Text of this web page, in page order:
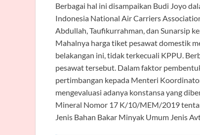
Berbagai hal ini disampaikan Budi Joyo
Indonesia National Air Carriers
Abdullah, Taufikurrahman, dan Sunarsip
Mahalnya harga tiket pesawat domestik
belakangan ini, tidak terkecuali KPPU.
pesawat tersebut. Dalam faktor
pertimbangan kepada Menteri
mengevaluasi adanya konstansa yang
Mineral Nomor 17 K/10/MEM/2019
Jenis Bahan Bakar Minyak Umum Jenis